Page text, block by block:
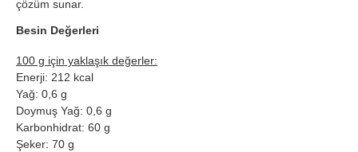
çözüm sunar.
Besin Değerleri
100 g için yaklaşık değerler:
Enerji: 212 kcal
Yağ: 0,6 g
Doymuş Yağ: 0,6 g
Karbonhidrat: 60 g
Şeker: 70 g